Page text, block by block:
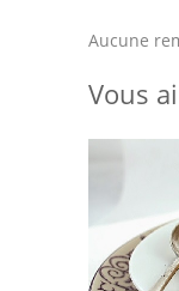
Aucune
Vous